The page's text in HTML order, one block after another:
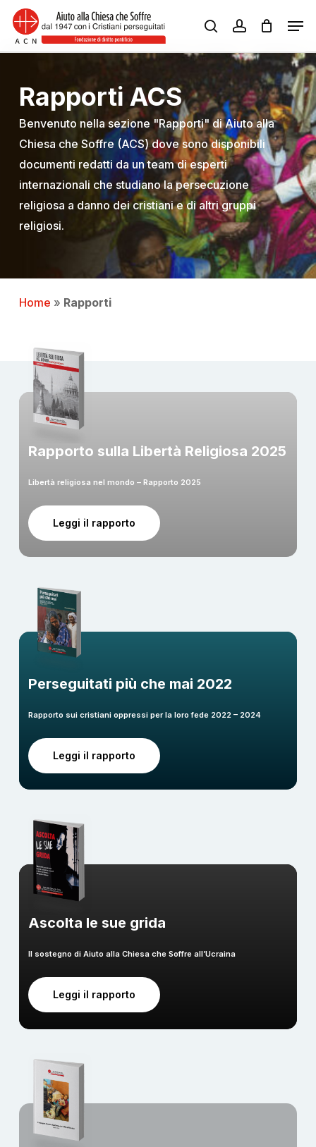
Skip
main
searchaccount
Rapporti ACS
Benvenuto nella sezione "Rapporti" di Aiuto alla
Chiesa che Soffre (ACS) dove sono disponibili
documenti redatti da un team di esperti
internazionali che studiano la persecuzione
religiosa a danno dei cristiani e di altri gruppi
religiosi.
Home » Rapporti
Rapporto sulla Libertà Religiosa 2025
Libertà religiosa nel mondo – Rapporto 2025
Leggi il rapporto
Perseguitati più che mai 2022
Rapporto sui cristiani oppressi per la loro fede 2022 – 2024
Leggi il rapporto
Ascolta le sue grida
Il sostegno di Aiuto alla Chiesa che Soffre all’Ucraina
Leggi il rapporto
Menu